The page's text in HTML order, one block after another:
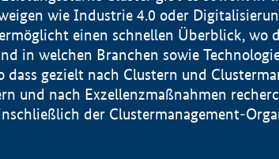
wie Industrie 4.0 oder
einen schnellen Überblick, wo
in welchen Branchen sowie
gezielt nach Clustern und
und nach Exzellenzmaßnahmen
der Clustermanagement-